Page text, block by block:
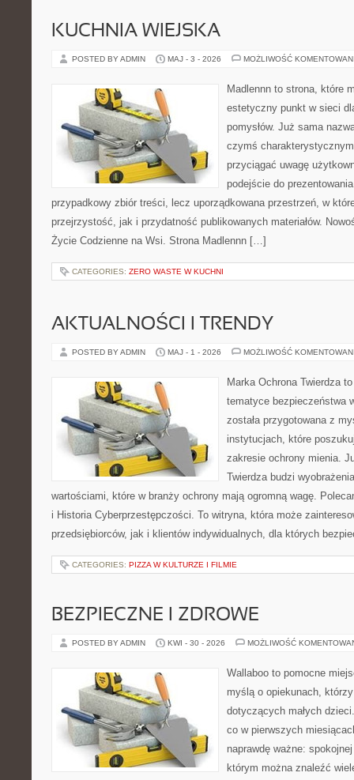
KUCHNIA WIEJSKA
POSTED BY ADMIN MAJ - 3 - 2026 MOŻLIWOŚĆ
Madlennn to strona, które
estetyczny punkt w sieci
pomysłów. Już sama
czymś
przyciągać uwagę
podejście do
przypadkowy zbiór treści, lecz uporządkowana przestrzeń, w
przejrzystość, jak i przydatność publikowanych materiałów.
Życie Codzienne na Wsi. Strona Madlennn […]
CATEGORIES: ZERO WASTE W KUCHNI
AKTUALNOŚCI I TRENDY
POSTED BY ADMIN MAJ - 1 - 2026 MOŻLIWOŚĆ
Marka Ochrona Twierdza
tematyce bezpieczeństwa
została przygotowana z
instytucjach, które
zakresie ochrony mienia.
Twierdza budzi
wartościami, które w branży ochrony mają ogromną wagę.
i Historia Cyberprzestępczości. To witryna, która może
przedsiębiorców, jak i klientów indywidualnych, dla których
CATEGORIES: PIZZA W KULTURZE I FILMIE
BEZPIECZNE I ZDROWE
POSTED BY ADMIN KWI - 30 - 2026 MOŻLIWOŚĆ
Wallaboo to pomocne
myślą o opiekunach,
dotyczących małych
co w pierwszych
naprawdę ważne:
którym można znaleźć